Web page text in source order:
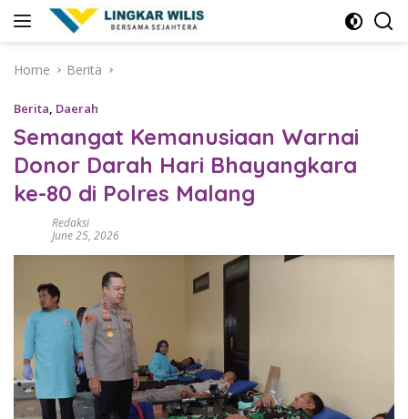
Home
Berita
Berita, Daerah
Semangat Kemanusiaan Warnai
Donor Darah Hari Bhayangkara
ke-80 di Polres Malang
Redaksi
June 25, 2026